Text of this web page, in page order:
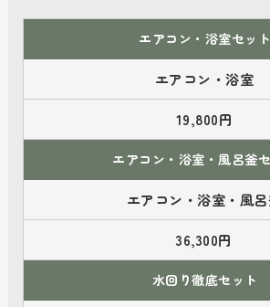
エアコン・浴室セット
エアコン・浴室
19,800円
エアコン・浴室・風呂釜
エアコン・浴室・風
36,300円
水回り徹底セット